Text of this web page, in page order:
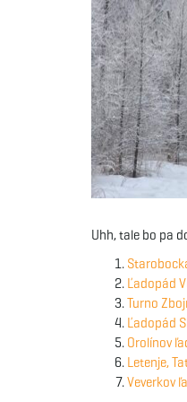
Uhh, tale bo pa
Ľadopád
Turno
Ľadopád
Orolínov
Letenje,
Veverkov